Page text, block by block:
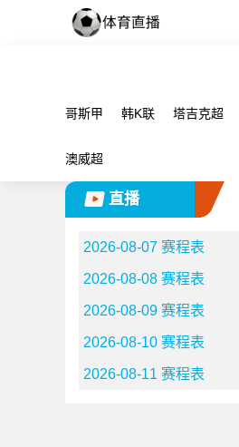
哥斯甲 韩K联 塔吉克超
澳威超
直播
2026-08-07 赛程表
2026-08-08 赛程表
2026-08-09 赛程表
2026-08-10 赛程表
2026-08-11 赛程表